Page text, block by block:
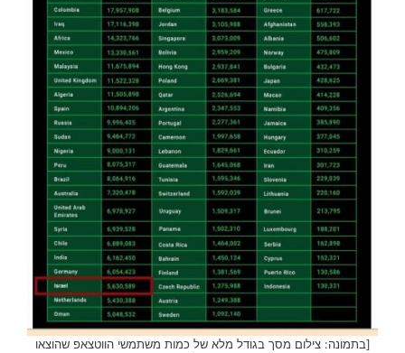
[בתמונה: צילום מסך בגודל מלא של כמות משתמשי הווטצאפ שהוצאו